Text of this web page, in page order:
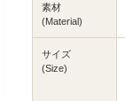
素材
(Material)
サイズ
(Size)